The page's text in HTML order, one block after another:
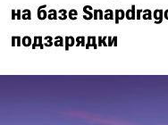
на базе
подзарядки